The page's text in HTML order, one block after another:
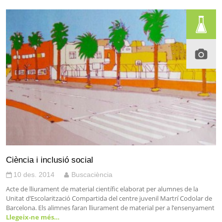
Ciència i inclusió social
10 des. 2014 Buscaciència
Acte de lliurament de material científic elaborat per alumnes de la
Unitat d’Escolarització Compartida del centre juvenil Martrí Codolar de
Barcelona. Els alimnes faran lliurament de material per a l’ensenyament
Llegeix-ne més…